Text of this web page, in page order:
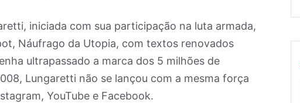
iniciada com sua participação na luta armada,
Náufrago da Utopia, com textos renovados
ultrapassado a marca dos 5 milhões de
Lungaretti não se lançou com a mesma força
YouTube e Facebook.